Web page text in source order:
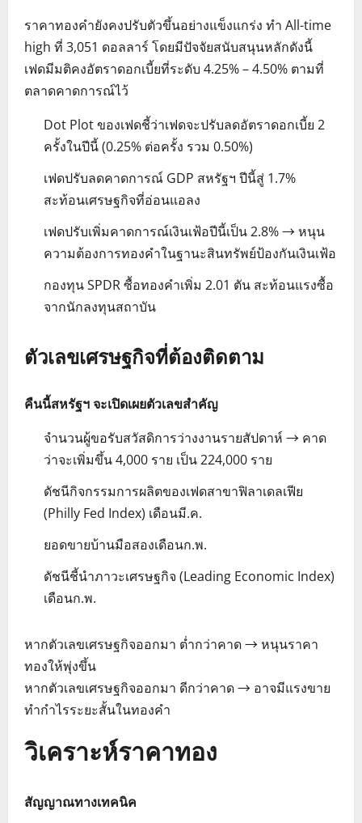
ราคาทองคำยังคงปรับตัวขึ้นอย่างแข็งแกร่ง ทำ All-time
high ที่ 3,051 ดอลลาร์ โดยมีปัจจัยสนับสนุนหลักดังนี้
เฟดมีมติคงอัตราดอกเบี้ยที่ระดับ 4.25% – 4.50% ตามที่
ตลาดคาดการณ์ไว้
Dot Plot ของเฟดชี้ว่าเฟดจะปรับลดอัตราดอกเบี้ย 2
ครั้งในปีนี้ (0.25% ต่อครั้ง รวม 0.50%)
เฟดปรับลดคาดการณ์ GDP สหรัฐฯ ปีนี้สู่ 1.7%
สะท้อนเศรษฐกิจที่อ่อนแอลง
เฟดปรับเพิ่มคาดการณ์เงินเฟ้อปีนี้เป็น 2.8% → หนุน
ความต้องการทองคำในฐานะสินทรัพย์ป้องกันเงินเฟ้อ
กองทุน SPDR ซื้อทองคำเพิ่ม 2.01 ตัน สะท้อนแรงซื้อ
จากนักลงทุนสถาบัน
ตัวเลขเศรษฐกิจที่ต้องติดตาม
คืนนี้สหรัฐฯ จะเปิดเผยตัวเลขสำคัญ
จำนวนผู้ขอรับสวัสดิการว่างงานรายสัปดาห์ → คาด
ว่าจะเพิ่มขึ้น 4,000 ราย เป็น 224,000 ราย
ดัชนีกิจกรรมการผลิตของเฟดสาขาฟิลาเดลเฟีย
(Philly Fed Index) เดือนมี.ค.
ยอดขายบ้านมือสองเดือนก.พ.
ดัชนีชี้นำภาวะเศรษฐกิจ (Leading Economic Index)
เดือนก.พ.
หากตัวเลขเศรษฐกิจออกมา ต่ำกว่าคาด → หนุนราคา
ทองให้พุ่งขึ้น
หากตัวเลขเศรษฐกิจออกมา ดีกว่าคาด → อาจมีแรงขาย
ทำกำไรระยะสั้นในทองคำ
วิเคราะห์ราคาทอง
สัญญาณทางเทคนิค